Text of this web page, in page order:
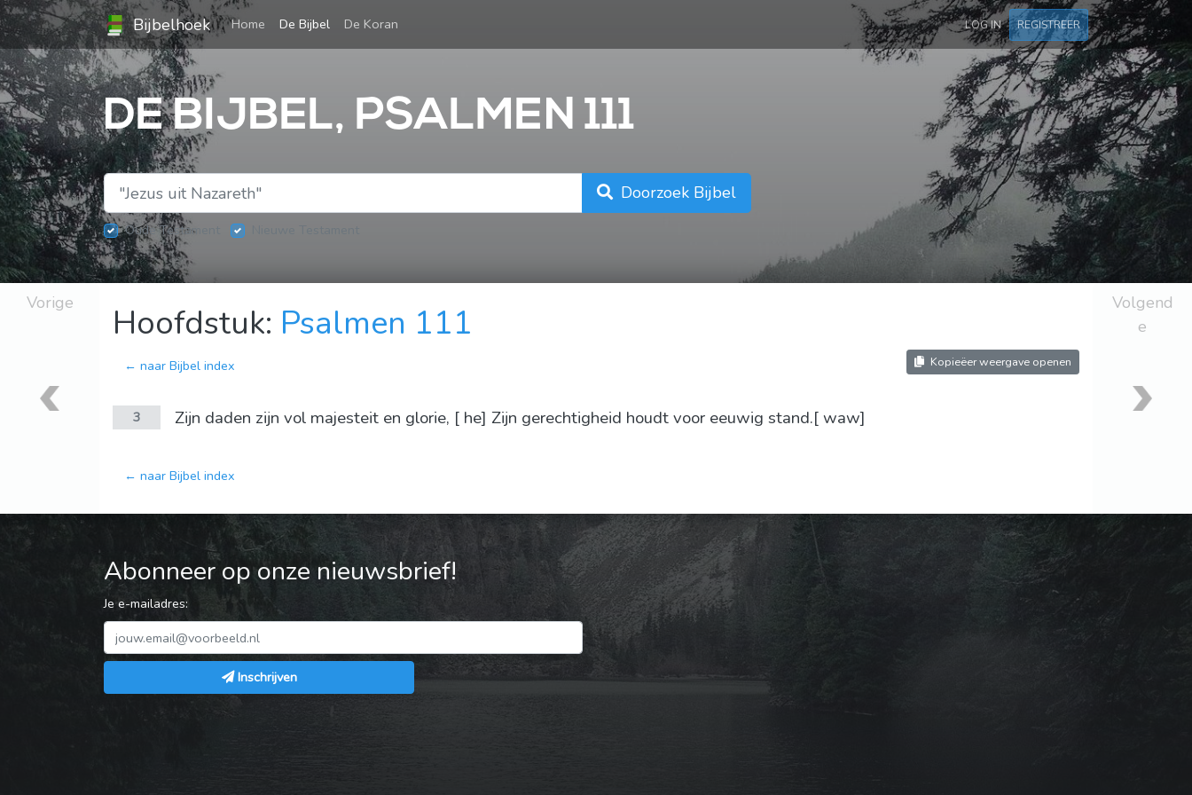
Bijbelhoek Home (current)
De Bijbel De Koran LOG IN REGISTREER
DE BIJBEL, PSALMEN 111
Doorzoek Bijbel
Oude Testament
Vorige Hoofdstuk: Psalmen 111
← naar Bijbel index Kopieëer weergave openen
3 Zijn daden zijn vol majesteit en glorie, [ he] Zijn gerechtigheid houdt voor eeuwig stand.[ waw]
← naar Bijbel index
Volgend
e
Abonneer op onze nieuwsbrief!
Je e-mailadres:
Inschrijven